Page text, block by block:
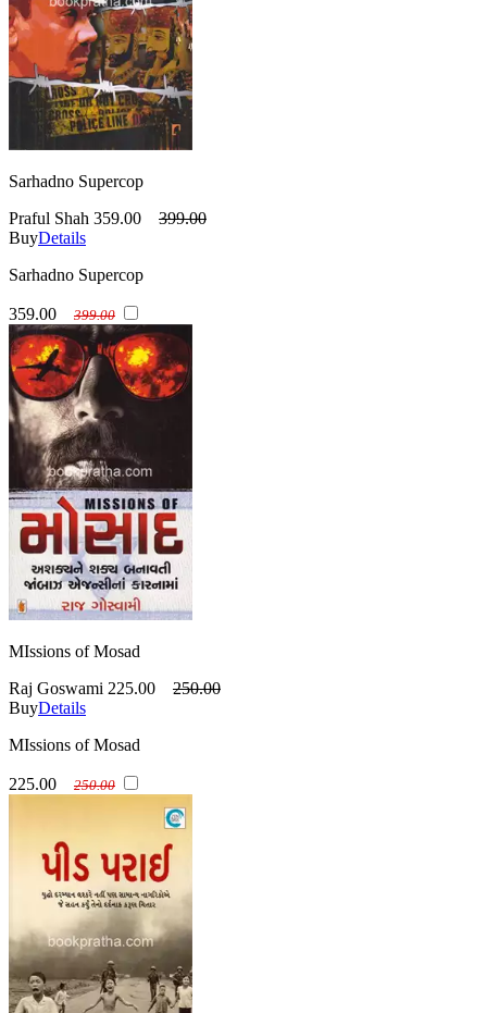
Sarhadno Supercop
Praful Shah 359.00
399.00
BuyDetails
Sarhadno Supercop
359.00 399.00
MIssions of Mosad
Raj Goswami 225.00
250.00
BuyDetails
MIssions of Mosad
225.00 250.00